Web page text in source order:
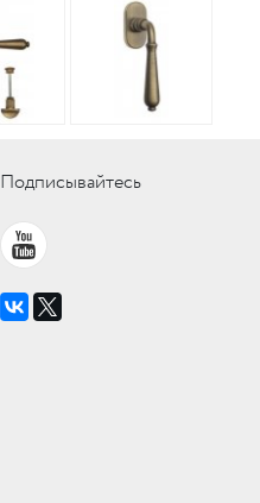
Подписывайтесь